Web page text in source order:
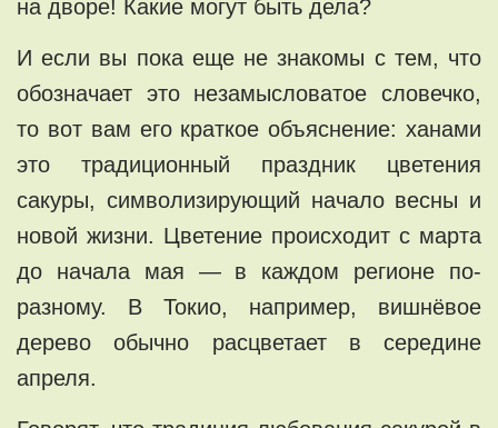
на дворе! Какие могут быть дела?
И если вы пока еще не знакомы с тем, что
обозначает это незамысловатое словечко,
то вот вам его краткое объяснение: ханами
это традиционный праздник цветения
сакуры, символизирующий начало весны и
новой жизни. Цветение происходит с марта
до начала мая — в каждом регионе по-
разному. В Токио, например, вишнёвое
дерево обычно расцветает в середине
апреля.